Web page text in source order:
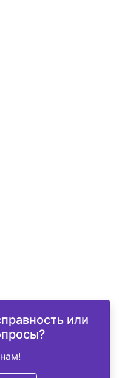
или